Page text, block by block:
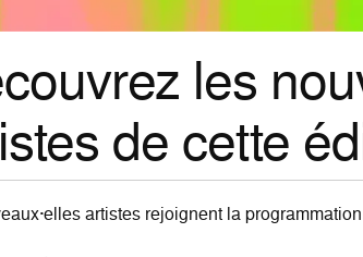
la prévente exceptionnelle du 29 juin au
est à20€au lieu de 25€.
est valable du 19 septembre au 13 décembre